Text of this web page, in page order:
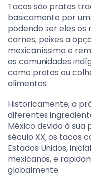
Tacos são pratos
basicamente por
podendo ser eles os
carnes, peixes a
mexicaníssima e
as comunidades
como pratos ou
alimentos.
Historicamente, a
diferentes
México devido à sua
século XX, os tacos
Estados Unidos,
mexicanos, e
globalmente.